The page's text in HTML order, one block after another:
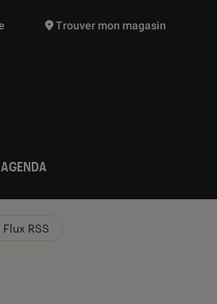
vont vous être proposées
Trouver mon magasin
AGENDA
Flux RSS